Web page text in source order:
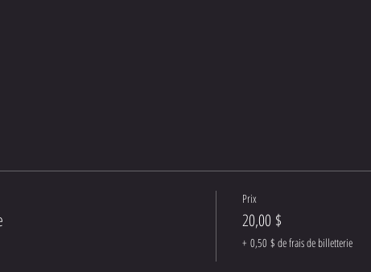
Prix
20,00 $
+ 0,50 $ de frais de billetterie